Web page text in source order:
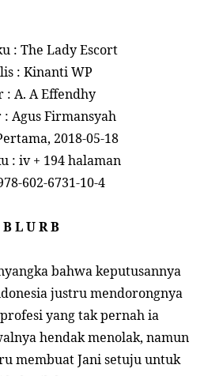
: The Lady Escort
: Kinanti WP
: A. A Effendhy
Agus Firmansyah
2018-05-18
: iv + 194 halaman
602-6731-10-4
B L U R B
bahwa keputusannya
justru mendorongnya
yang tak pernah ia
hendak menolak, namun
membuat Jani setuju untuk